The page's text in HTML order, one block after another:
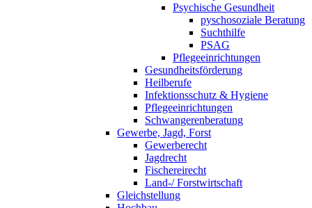
Psychische Gesundheit
pyschosoziale Beratung
Suchthilfe
PSAG
Pflegeeinrichtungen
Gesundheitsförderung
Heilberufe
Infektionsschutz & Hygiene
Pflegeeinrichtungen
Schwangerenberatung
Gewerbe, Jagd, Forst
Gewerberecht
Jagdrecht
Fischereirecht
Land-/ Forstwirtschaft
Gleichstellung